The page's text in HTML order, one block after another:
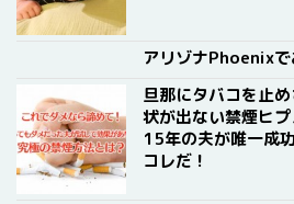
アリゾナPhoenix
旦那にタバコを止
状が出ない禁煙ヒ
15年の夫が唯一成
コレだ！